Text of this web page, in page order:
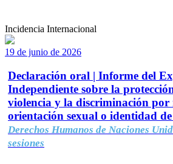
Incidencia Internacional
19 de junio de 2026
Declaración oral | Informe del
Independiente sobre la
violencia y la discriminación por
orientación sexual o identidad de
Derechos Humanos de Naciones
sesiones